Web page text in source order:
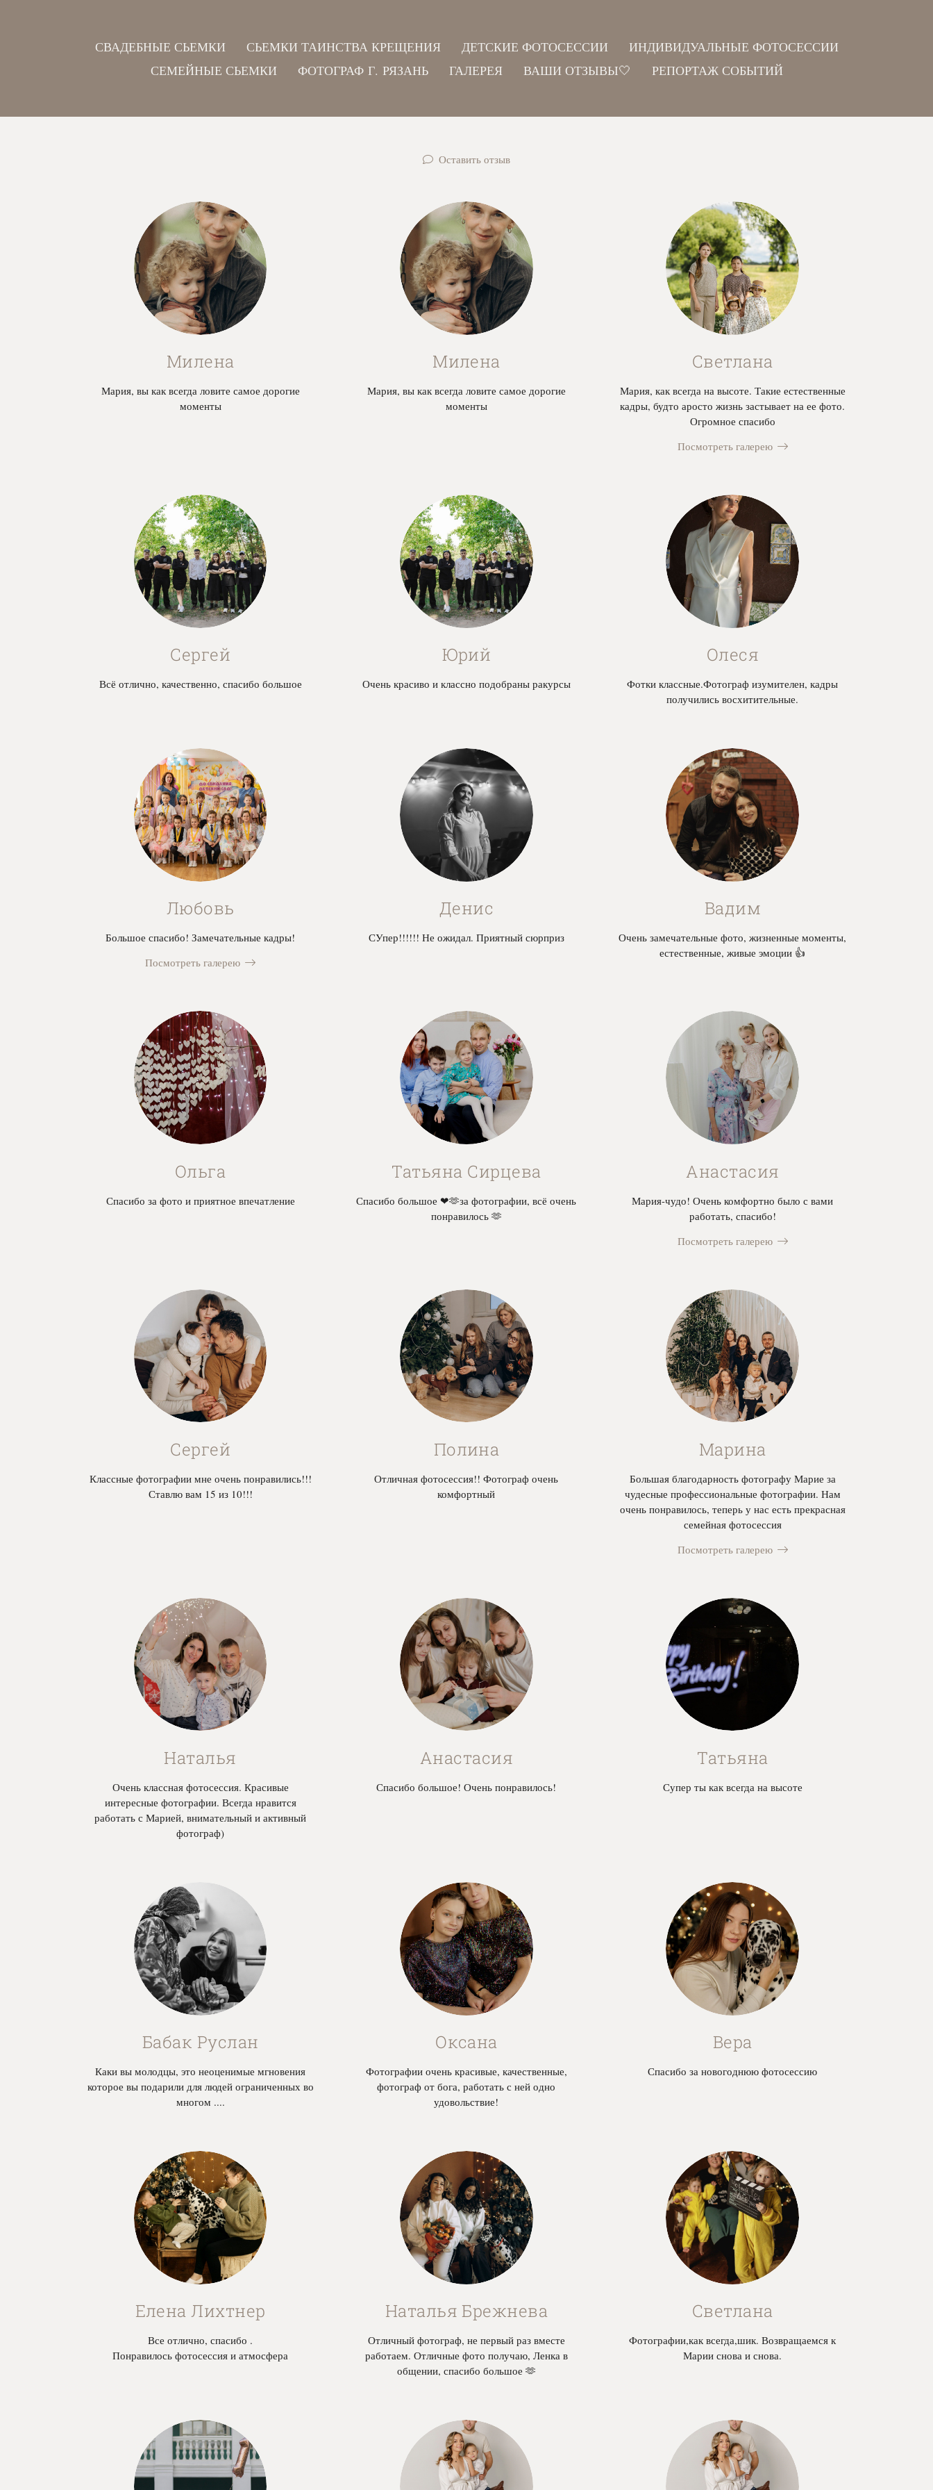
СВАДЕБНЫЕ СЬЕМКИ СЬЕМКИ ТАИНСТВА КРЕЩЕНИЯ ДЕТСКИЕ ФОТОСЕССИИ
ИНДИВИДУАЛЬНЫЕ ФОТОСЕССИИ
СЕМЕЙНЫЕ СЬЕМКИ
ФОТОГРАФ Г. РЯЗАНЬ ГАЛЕРЕЯ ВАШИ ОТЗЫВЫ🤍 РЕПОРТАЖ СОБЫТИЙ
Оставить отзыв
Милена
Мария, вы как всегда ловите самое дорогие
моменты
Милена
Мария, вы как всегда ловите самое дорогие
моменты
Светлана
Мария, как всегда на высоте. Такие естественные
кадры, будто аросто жизнь застывает на ее фото.
Огромное спасибо
Посмотреть галерею
Сергей
Всё отлично, качественно, спасибо большое
Юрий
Очень красиво и классно подобраны ракурсы
Олеся
Фотки классные.Фотограф изумителен, кадры
получились восхитительные.
Любовь
Большое спасибо! Замечательные кадры!
Посмотреть галерею
Денис
СУпер!!!!!! Не ожидал. Приятный сюрприз
Вадим
Очень замечательные фото, жизненные моменты,
естественные, живые эмоции 👍
Ольга
Спасибо за фото и приятное впечатление
Татьяна Сирцева
Спасибо большое ❤🫶за фотографии, всё очень
понравилось 🫶
Анастасия
Мария-чудо! Очень комфортно было с вами
работать, спасибо!
Посмотреть галерею
Сергей
Классные фотографии мне очень понравились!!!
Ставлю вам 15 из 10!!!
Полина
Отличная фотосессия!! Фотограф очень
комфортный
Марина
Большая благодарность фотографу Марие за
чудесные профессиональные фотографии. Нам
очень понравилось, теперь у нас есть прекрасная
семейная фотосессия
Посмотреть галерею
Наталья
Очень классная фотосессия. Красивые
интересные фотографии. Всегда нравится
работать с Марией, внимательный и активный
фотограф)
Анастасия
Спасибо большое! Очень понравилось!
Татьяна
Супер ты как всегда на высоте
Бабак Руслан
Каки вы молодцы, это неоценимые мгновения
которое вы подарили для людей ограниченных во
многом ....
Оксана
Фотографии очень красивые, качественные,
фотограф от бога, работать с ней одно
удовольствие!
Вера
Спасибо за новогоднюю фотосессию
Елена Лихтнер
Все отлично, спасибо .
Понравилось фотосессия и атмосфера
Наталья Брежнева
Отличный фотограф, не первый раз вместе
работаем. Отличные фото получаю, Ленка в
общении, спасибо большое 🫶
Светлана
Фотографии,как всегда,шик. Возвращаемся к
Марии снова и снова.